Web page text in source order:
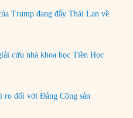
Trump đang đẩy Thái Lan về
cứu nhà khoa học Tiền Học
ro đối với Đảng Cộng sản